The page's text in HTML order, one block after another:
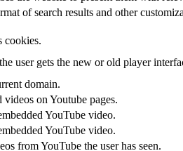
of search results and other
cookies.
user gets the new or old player
domain.
on Youtube pages.
YouTube video.
YouTube video.
from YouTube the user has seen.